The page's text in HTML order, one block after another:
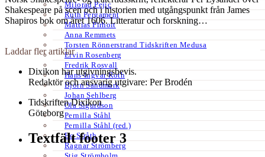
Milorad Pejic
Ruth Pergament
Mattias Pirholt
Anna Remmets
Torsten Rönnerstrand Tidskriften Medusa
Ervin Rosenberg
Fredrik Rosvall
Hans-Ingvar Roth
Björn Sandmark
Johan Sehlberg
Ola Sigurdson
Pernilla Ståhl
Pernilla Ståhl (red.)
Bo Stråth
Ragnar Strömberg
Shakespeare på scen och i historien med utgångspunkt från James
Shapiros bok om året 1606. Litteratur och forskning…
Laddar fler artiklar
Dixikon har utgivningsbevis.
Redaktör och ansvarig utgivare: Per Brodén
Tidskriften Dixikon
Göteborg
Textfält footer 3